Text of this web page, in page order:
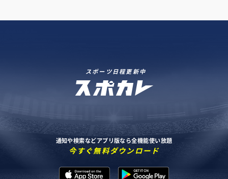
スポーツ日程更新中
通知や検索などアプリ版なら全機能使い放題
今すぐ無料ダウンロード